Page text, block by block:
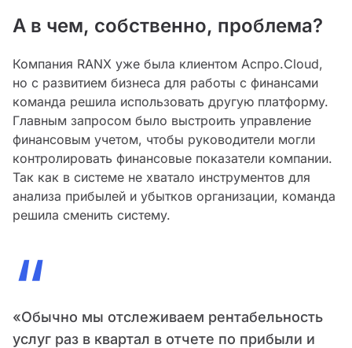
А в чем, собственно, проблема?
Компания RANX уже была клиентом Аспро.Cloud,
но с развитием бизнеса для работы с финансами
команда решила использовать другую платформу.
Главным запросом было выстроить управление
финансовым учетом, чтобы руководители могли
контролировать финансовые показатели компании.
Так как в системе не хватало инструментов для
анализа прибылей и убытков организации, команда
решила сменить систему.
“
«Обычно мы отслеживаем рентабельность
услуг раз в квартал в отчете по прибыли и